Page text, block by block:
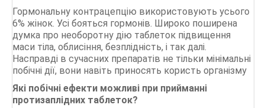
Гормональну контрацепцію використовують усього
6% жінок. Усі бояться гормонів. Широко поширена
думка про необоротну дію таблеток підвищення
маси тіла, облисіння, безплідність, і так далі.
Насправді в сучасних препаратів не тільки мінімальні
побічні дії, вони навіть приносять користь організму
Які побічні ефекти можливі при прийманні
протизаплідних таблеток?